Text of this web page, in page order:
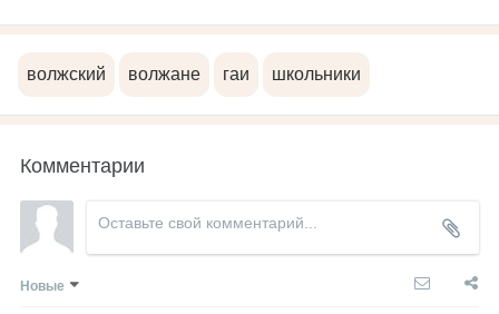
волжский волжане гаи школьники
Комментарии
Новые